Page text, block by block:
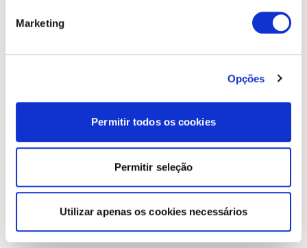
Marketing
Opções
Permitir todos os cookies
Permitir seleção
Utilizar apenas os cookies necessários